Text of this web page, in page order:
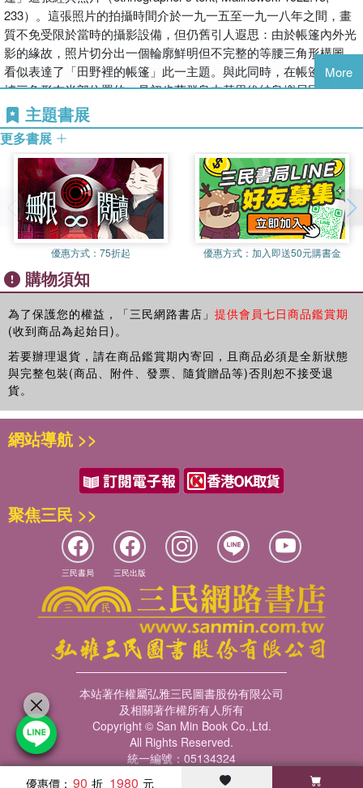
【路徑】
人人都在移動，幾世紀以來皆是如此。探險、朝聖、移工或移民、
觀光，以及旅行；人類移動並遭逢是一個存在已久且複雜的過程。
所謂的「文化」與「邊界」並非先於接觸而存在，是透過接觸才得
聚焦必然會有所排除。當人們傾向用「共同生活」的概念，來強調
文化中的價值、社會階層與歷史，是否將忽略──甚至壓抑──許多
不純粹的、難以或尚未梳理的集體創造與求生過程？所謂的「在
地」是從誰的觀點來看？如何在政治上闡明和挑戰重大差異？定義
與捍衛一個家園需要的是什麼？
是誰決定一個社群要在哪裡、何時，劃出一條區分你我的界線？
我們是否能將「移動」視為文化的構成要素，將族群視為一種互動
而開放的「形成過程」？
《路徑》延續克里弗德在《文化的困境》中的討論，持續論證其對
「文化」概念的主張，「無論如何，在受到族群絕對論撕裂的當代
世界，對身分一致性的聲稱是無可避免的。文化看來是禍福參半的
事物。我企圖鬆動對文化的常識性看法，聚焦在民族誌再現
（ethnographic representation）的過程。我用來撬開文化觀念的槓
桿是關於『書寫』（writing）與『拼貼』（collage）的延伸概念，
前者被視為互動性、開放性和過程性的，而後者則是要為異質性提
供空間，不僅是為美學並置，更是為歷史並置和政治並置提供空
【復返】
1911年，「野人」伊許（Ishi）出現在加州一個屯墾者的城鎮，他
是族群中唯一的倖存者，被視為「美國最後一位野生印第安人」。
人類學家克魯伯為他取了伊許這個名字，將他安置在博物館工作和
生活，為參觀者示範雅希人造箭和造弓的技藝。面對舊金山這個現
代世界，這位雅希人的態度是好奇與保留參半。至於他感受過哪些
恐懼，主要都藏在心裡。1961年，《兩個世界裡的伊許》出版並成
為暢銷書，時值二戰後去殖民化的討論及60年代印第安人復振運
動，伊許再度成為焦點。1990年代晚期，伊許又登上了報端，這次
則是因為加州印第安人要求返還伊許遺骨和遷葬，過程中也重新掀
開一段屯墾殖民的暴力史。
伊許一度被視為加州原住民消失的象徵，如今卻代表了他們的存
續。
長久以來，部落社會或原住民社會被認為注定會在西方文化和經濟
發展的暴力進逼下消失。許多人一度認定這個歷+AS9史任務將會
博物館館長、台大人類學系兼任副教授
在不斷移動的反思並置中，克里弗德以路徑軌跡對比根系定
著。透過旅行與接觸的情境，文化書寫者召喚行走於路途上的
翻譯，一方面是對於古典田野工作中整體脈絡的破除與再連
質。克里弗德曾在演說中認為自己是「歷史實在論者」，我們
可以說《路徑》一書所傳遞的訊息也許更像是葛茲所說的「後
軌跡所揭露的多重真實，比起深埋地底只能匯聚的根系，多了
許多系譜與處境的能動性。正因如此，路徑提供了我們走向離
散而旅行的諸多世界，也在接觸和翻譯中發現對照諸多過往的
可能性。──李宜澤，國立東華大學族群關係與文化學系副教
歷經三年Covid-19對人身行動的限制，今日的我們應該可以體
貴。早在1997年，人類學者詹姆士・克里弗德已敏銳地體會這
點。在《路徑》這本書中，他點出人們對於「扎根」的迷思，
提出以移動為基調的人文社會科學。這本書同時也是克里弗德
遊走於各場域與學科的遊記。以充滿哲思、內省與詼諧的筆
觸，他為李維史陀著名的「我恨旅行，我恨探險家」提出了新
的詮釋。──洪廣冀，國立台灣大學地理環境資源系副教授
《復返》一書層層疊疊，以不同層次與不同案例叩問著什麼是
當代原民的現實，這裡面並沒有、也不願給出一個明確的答
案。這或許是一本關於漫長辯證之旅的書，穿過薩帕塔、伊
許、浩鷗法以及作為第二生命的面具。這樣的旅程也彷彿發生
在許多我所認識的朋友身上，而我還看到的是，這本書陪伴了
不少當代原民，在他們漫長的返鄉路上。──高俊宏，國立高
雄師範大學跨領域藝術研究所助理教授
《復返》這本書是詹姆士・克里弗德彙整多年觀察原住民族現
象與時代變遷的反思。從一個原住民的角度，我認為本書不應
該只是要讀者在旁觀之中，更加精準的掌握原住民這個「他
者」的當代樣貌，而更應該經由從原住民族之復返所學到對於
時間的重新認識、生活願景的重新體認、族群關係的重新思
考，開展一個「結局未定」之共同未來的想像。──官大偉，
泰雅族，國立政治大學民族學系教授兼系主任
第一部分 話語
第一章 民族誌職權
第二章 民族誌的權力與對話：格里奧爾的初始經驗
第三章 民族誌的自我塑造：康拉德和馬凌諾斯基
第四章 民族誌的超現實主義
第五章 移轉的詩學：維克多・謝閣蘭
第七章 新詞政治學：艾梅・塞澤爾
第八章 巴黎植物園：明信片
第三部分 收藏
第九章 部落和現代歷史
第十一章 論東方主義
第十二章 梅斯皮身分
各章來源
參考書目
注釋
譯名對照
【路徑】
推薦 在思考的移置中定居／李時雍
推薦 如果克里弗德聽嘻哈，他一定能聽出離散與路徑／林浩立
關於《文化的困境》、《路徑》、《復返》三部曲譯注計畫／林徐
序 未竟之業
第一部分 旅行
第一章 在文化間旅行
第二章 在美拉尼西亞人中的鬼魂
第三章 空間實踐：田野、旅行與人類學的學科化
233）。這張照片的拍攝時間介於一九一五至一九一八年之間，畫
質不免受限於當時的攝影設備，但仍舊引人遐思：由於帳篷內外光
影的緣故，照片切分出一個輪廓鮮明但不完整的等腰三角形構圖，
看似表達了「田野裡的帳篷」此一主題。與此同時，在帳篷外、占
據三角形左半部位置的，是初步蘭群島中基里維納島嶼居民，或坐
或站地與拍攝者的鏡頭直面相望，人物形象相對淸晰，仿若是帳篷
構圖下的聚焦人物。然而，他們的現身也同時襯托出三角形右半部
那位側身坐在帳篷內、被陰影遮掩，未面對鏡頭的田野工作者。照
片中馬凌諾斯基剪影般的身姿，與這些表情略顯困惑的在地者，共
同刻畫了「人類學家置身田野」的雋永形象，意外而完整表達了現
代田野工作的情境：一位居處內部、模糊不確定，卻不可忽略的田
野工作者。
一九三九年，馬凌諾斯基因若干因素辭去倫敦政經學院教職，前往
美國耶魯大學任教，卻在一九四二年因心臟病發突然去世。之後在
耶魯大學的研究室偶然發現他當初在新幾內亞與初步蘭群島的田野
日記。廿五年後（一九六七），這本田野日記在馬凌諾斯基遺孀瓦
萊塔．斯旺的同意下出版。
現代人類學透過此一人類學家身影傳達了密集式、久居的、少有移
動的田野工作方法；卻在《日記》出版後對此一身影提出質問：在
這之前，古典民族誌作者的田野工作主觀性與民族誌書寫文本的客
觀性是絕然分開的，但在《日記》出版後，人類學開始詢問作者如
庸置疑的拯救權力，或是替那些已經消失或即將消失的文化文本代
住的世界（同時見Clifford 1986）。在《日記》之後，任何「他
者」的建構都是對「自我」的建構—當初的「民族誌研究者的魔
法」（ethnographer’s magic）如今轉變為「研究者的民族誌魔
鏡」（ethnographer’s magic mirror，或許英文說法更令人感到不
安）。這面「魔鏡」讓人類學家得以看見田野中的自己，不預期地
或是刻意地塑造出為讀者所見的自身形象（見以下討論）。於是，
《日記》的出版賦予人類學在學科知識生產上一次自我覺察的重要
馬凌諾斯基的私密日記
定了以「在地者觀點」為立論基礎的田野方法論和民族誌書寫兩項
重要的人類學遺產。一百年後當我們重新審視這項遺產，對於當時
馬凌諾斯基私密的田野日記有了新的認識：日記裡研究者掙扎於內
在的自我依賴，不再是有關人類學研究倫理的醜聞，而是作為並存
於正式民族誌的紀錄。日記的田野時間是一九一四至一五年，以及
一九一七至一八年兩個時期，結束在馬凌諾斯基母親的死亡：
More
主題書展
更多書展
優惠方式： 75折起 優惠方式： 加入即送50元購書金
購物須知
為了保護您的權益，「三民網路書店」 提供會員七日商品鑑賞期
(收到商品為起始日)。
若要辦理退貨，請在商品鑑賞期內寄回，且商品必須是全新狀態
與完整包裝(商品、附件、發票、隨貨贈品等)否則恕不接受退
貨。
優惠價： 90 1980
網站導航 >>
聚焦三民 >>
三民書局 三民出版
本站著作權屬弘雅三民圖書股份有限公司
及相關著作權所有人所有
Copyright © San Min Book Co.,Ltd.
All Rights Reserved.
統一編號：05134324